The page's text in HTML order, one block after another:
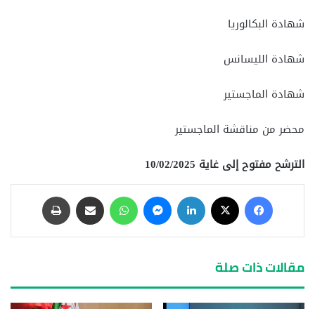
شهادة البكالوريا
شهادة الليسانس
شهادة الماجستير
محضر من مناقشة الماجستير
الترشح مفتوح إلى غاية 10/02/2025
مقالات ذات صلة